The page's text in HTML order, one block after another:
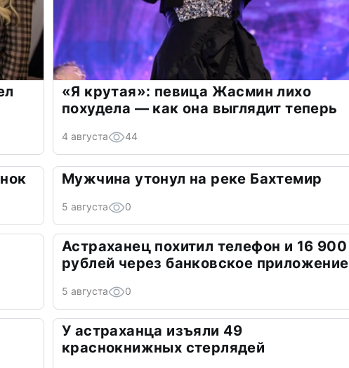
«Я крутая»: певица Жасмин лихо
похудела — как она выглядит теперь
4 августа 44
Мужчина утонул на реке Бахтемир
5 августа 0
Астраханец похитил телефон и 16 900
рублей через банковское приложение
5 августа 0
У астраханца изъяли 49
краснокнижных стерлядей